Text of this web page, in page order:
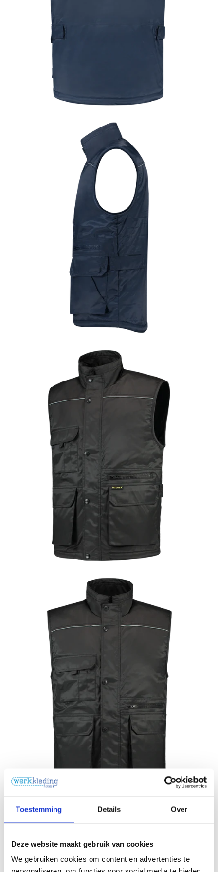
Toestemming Details Over
Deze website maakt gebruik van cookies
We gebruiken cookies om content en advertenties te